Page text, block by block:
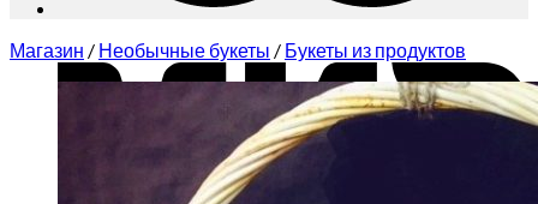
Магазин / Необычные букеты / Букеты из продуктов